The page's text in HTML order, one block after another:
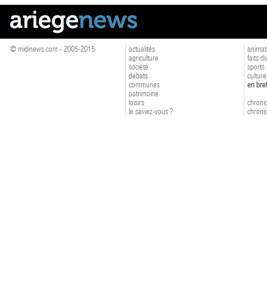
© midinews.com - 2005-2015
actualités
agriculture
société
débats
communes
patrimoine
loisirs
le saviez-vous ?
faits
sports
culture
en bref